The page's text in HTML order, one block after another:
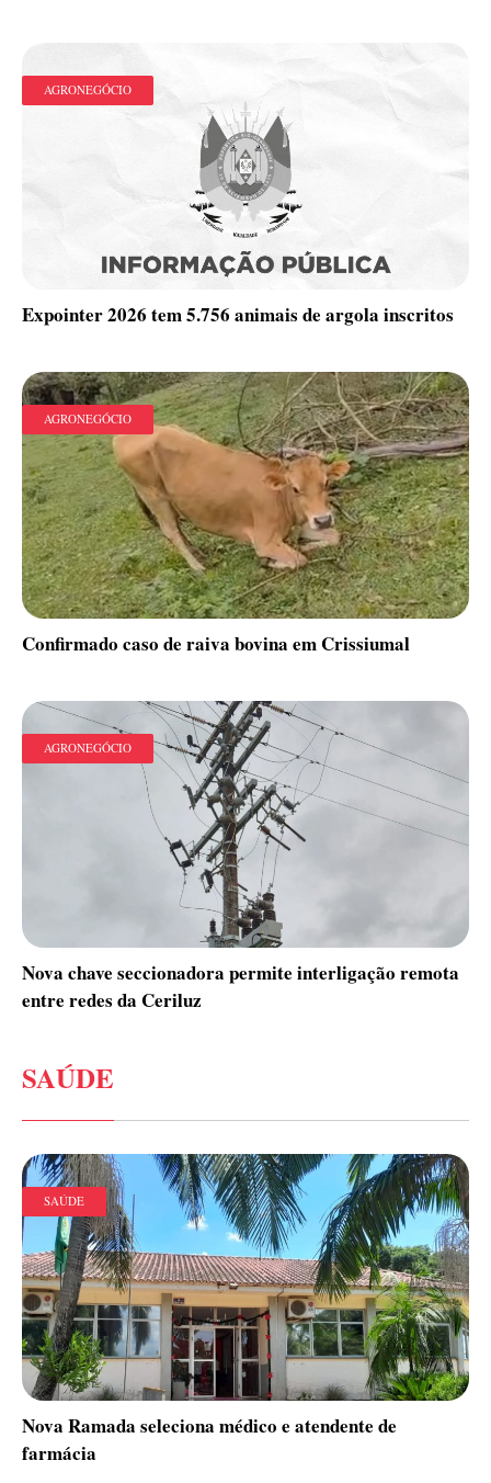
AGRONEGÓCIO
Expointer 2026 tem 5.756 animais de argola inscritos
AGRONEGÓCIO
Confirmado caso de raiva bovina em Crissiumal
AGRONEGÓCIO
Nova chave seccionadora permite interligação remota
entre redes da Ceriluz
SAÚDE
SAÚDE
Nova Ramada seleciona médico e atendente de
farmácia